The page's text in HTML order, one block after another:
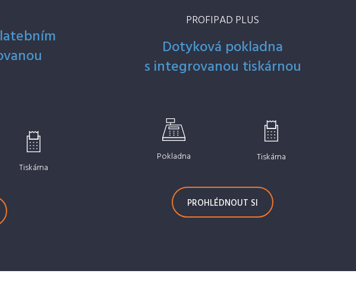
Tiskárna
PROFIPAD PLUS
Dotyková pokladna
s integrovanou tiskárnou
Pokladna Tiskárna
PROHLÉDNOUT SI